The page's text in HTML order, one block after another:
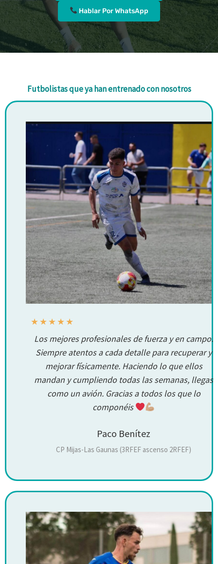
Hablar Por WhatsApp
Futbolistas que ya han entrenado con nosotros
★★★★★
Los mejores profesionales de fuerza y en campo.
Siempre atentos a cada detalle para recuperar y
mejorar físicamente. Haciendo lo que ellos
mandan y cumpliendo todas las semanas, llegas
como un avión. Gracias a todos los que lo
componéis
Paco Benítez
CP Mijas-Las Gaunas (3RFEF ascenso 2RFEF)